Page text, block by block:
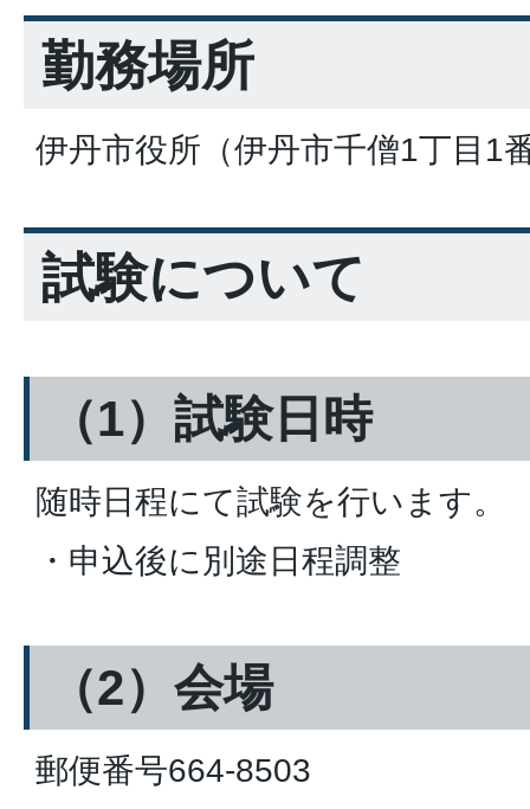
勤務場所
伊丹市役所（伊丹市千僧1丁目1
試験について
（1）試験日時
随時日程にて試験を行います。
・申込後に別途日程調整
（2）会場
郵便番号664-8503